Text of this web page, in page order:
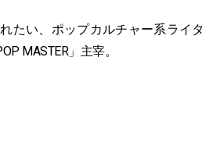
たい、ポップカルチャー系ライタ
MASTER」主宰。